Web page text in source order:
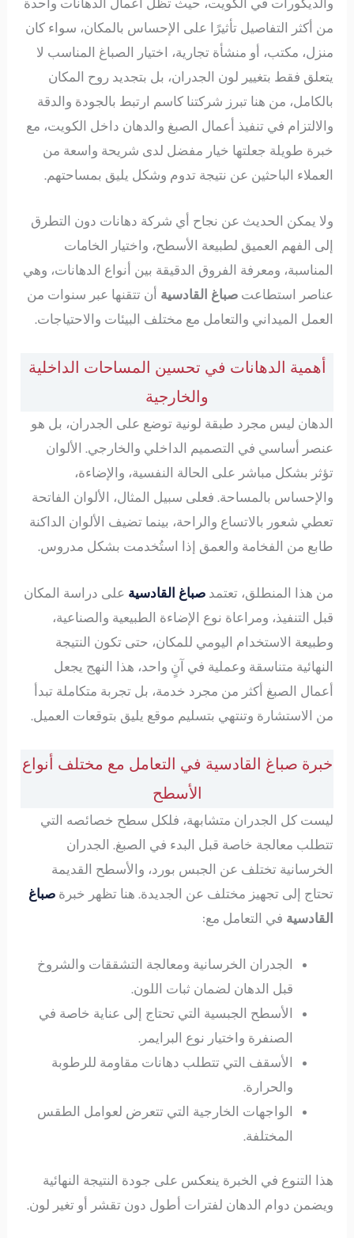
والديكورات في الكويت، حيث تظل أعمال الدهانات واحدة
من أكثر التفاصيل تأثيرًا على الإحساس بالمكان، سواء كان
منزل، مكتب، أو منشأة تجارية، اختيار الصباغ المناسب لا
يتعلق فقط بتغيير لون الجدران، بل بتجديد روح المكان
بالكامل، من هنا تبرز شركتنا كاسم ارتبط بالجودة والدقة
والالتزام في تنفيذ أعمال الصبغ والدهان داخل الكويت، مع
خبرة طويلة جعلتها خيار مفضل لدى شريحة واسعة من
العملاء الباحثين عن نتيجة تدوم وشكل يليق بمساحتهم.
ولا يمكن الحديث عن نجاح أي شركة دهانات دون التطرق
إلى الفهم العميق لطبيعة الأسطح، واختيار الخامات
المناسبة، ومعرفة الفروق الدقيقة بين أنواع الدهانات، وهي
عناصر استطاعتصباغ القادسية أن تتقنها عبر سنوات من
العمل الميداني والتعامل مع مختلف البيئات والاحتياجات.
أهمية الدهانات في تحسين المساحات الداخلية
والخارجية
الدهان ليس مجرد طبقة لونية توضع على الجدران، بل هو
عنصر أساسي في التصميم الداخلي والخارجي. الألوان
تؤثر بشكل مباشر على الحالة النفسية، والإضاءة،
والإحساس بالمساحة. فعلى سبيل المثال، الألوان الفاتحة
تعطي شعور بالاتساع والراحة، بينما تضيف الألوان الداكنة
طابع من الفخامة والعمق إذا استُخدمت بشكل مدروس.
من هذا المنطلق، تعتمدصباغ القادسية على دراسة المكان
قبل التنفيذ، ومراعاة نوع الإضاءة الطبيعية والصناعية،
وطبيعة الاستخدام اليومي للمكان، حتى تكون النتيجة
النهائية متناسقة وعملية في آنٍ واحد، هذا النهج يجعل
أعمال الصبغ أكثر من مجرد خدمة، بل تجربة متكاملة تبدأ
من الاستشارة وتنتهي بتسليم موقع يليق بتوقعات العميل.
خبرة صباغ القادسية في التعامل مع مختلف أنواع
الأسطح
ليست كل الجدران متشابهة، فلكل سطح خصائصه التي
تتطلب معالجة خاصة قبل البدء في الصبغ. الجدران
الخرسانية تختلف عن الجبس بورد، والأسطح القديمة
تحتاج إلى تجهيز مختلف عن الجديدة. هنا تظهر خبرةصباغ
القادسية في التعامل مع:
الجدران الخرسانية ومعالجة التشققات والشروخ
قبل الدهان لضمان ثبات اللون.
الأسطح الجبسية التي تحتاج إلى عناية خاصة في
الصنفرة واختيار نوع البرايمر.
الأسقف التي تتطلب دهانات مقاومة للرطوبة
والحرارة.
الواجهات الخارجية التي تتعرض لعوامل الطقس
المختلفة.
هذا التنوع في الخبرة ينعكس على جودة النتيجة النهائية
ويضمن دوام الدهان لفترات أطول دون تقشر أو تغير لون.